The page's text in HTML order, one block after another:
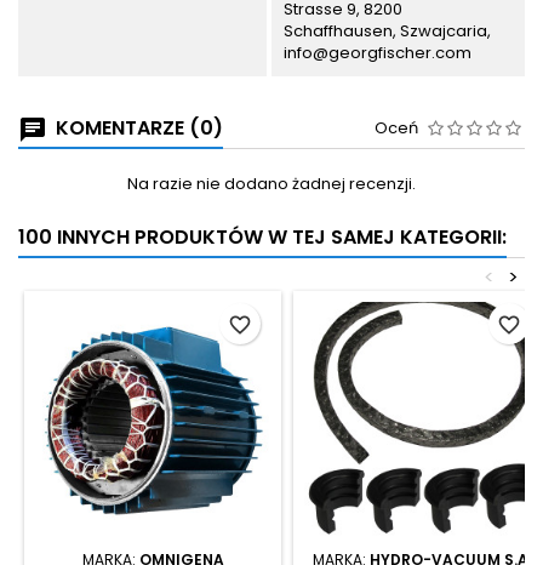
Strasse 9, 8200
Schaffhausen, Szwajcaria,
info@georgfischer.com
KOMENTARZE (0) Oceń
Na razie nie dodano żadnej recenzji.
100 INNYCH PRODUKTÓW W TEJ SAMEJ KATEGORII:
>
<
MARKA: OMNIGENA
favorite_border
MARKA: HYDRO-VACUUM S.A.
favorite_border